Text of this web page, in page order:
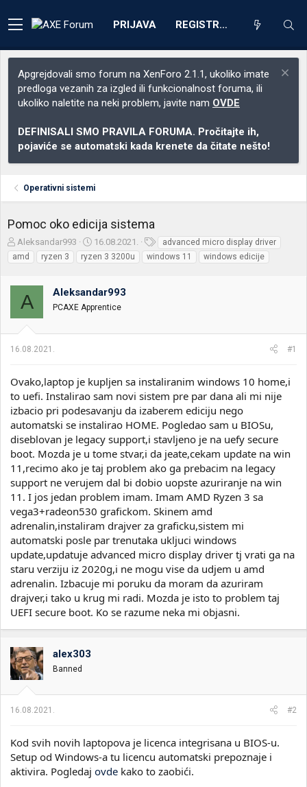
PRIJAVA REGISTRACIJA
Apgrejdovali smo forum na XenForo 2.1.1, ukoliko imate
predloga vezanih za izgled ili funkcionalnost foruma, ili
ukoliko naletite na neki problem, javite nam OVDE
DEFINISALI SMO PRAVILA FORUMA. Pročitajte ih,
pojaviće se automatski kada krenete da čitate nešto!
Operativni sistemi
Pomoc oko edicija sistema
Z
a
č
e
e
Aleksandar993
D
a
t
m
p
j
a
16.08.2021.
z
n
advanced micro display driver
amd
ryzen 3 ryzen 3 3200u windows 11 windows edicije
A Aleksandar993
PCAXE Apprentice
16.08.2021. #1
Ovako,laptop je kupljen sa instaliranim windows 10 home,i
to uefi. Instalirao sam novi sistem pre par dana ali mi nije
izbacio pri podesavanju da izaberem ediciju nego
automatski se instalirao HOME. Pogledao sam u BIOSu,
diseblovan je legacy support,i stavljeno je na uefy secure
boot. Mozda je u tome stvar,i da jeate,cekam update na win
11,recimo ako je taj problem ako ga prebacim na legacy
support ne verujem dal bi dobio uopste azuriranje na win
11. I jos jedan problem imam. Imam AMD Ryzen 3 sa
vega3+radeon530 grafickom. Skinem amd
adrenalin,instaliram drajver za graficku,sistem mi
automatski posle par trenutaka ukljuci windows
update,updatuje advanced micro display driver tj vrati ga na
staru verziju iz 2020g,i ne mogu vise da udjem u amd
adrenalin. Izbacuje mi poruku da moram da azuriram
drajver,i tako u krug mi radi. Mozda je isto to problem taj
UEFI secure boot. Ko se razume neka mi objasni.
alex303
Banned
16.08.2021. #2
Kod svih novih laptopova je licenca integrisana u BIOS-u.
Setup od Windows-a tu licencu automatski prepoznaje i
aktivira. Pogledaj ovde kako to zaobići.